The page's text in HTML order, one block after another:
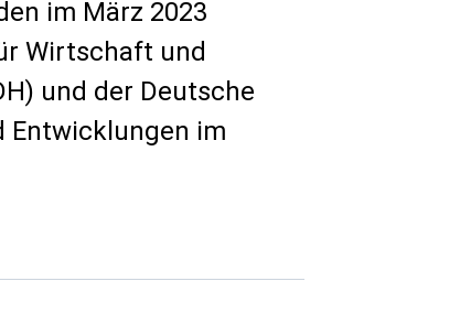
im März 2023
Wirtschaft und
und der Deutsche
Entwicklungen im